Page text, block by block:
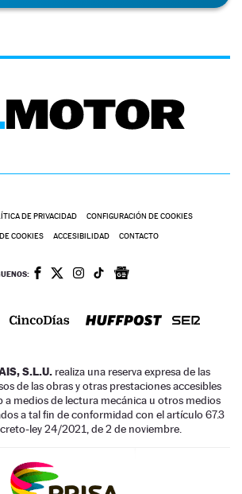
DE PRIVACIDAD CONFIGURACIÓN DE COOKIES
COOKIES ACCESIBILIDAD CONTACTO
S.L.U. realiza una reserva expresa de las
de las obras y otras prestaciones accesibles
a medios de lectura mecánica u otros medios
a tal fin de conformidad con el artículo 67.3
ley 24/2021, de 2 de noviembre.